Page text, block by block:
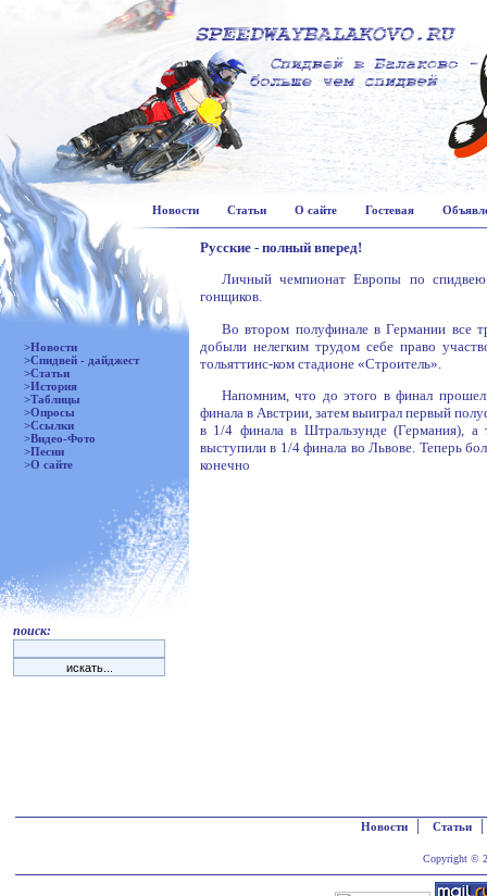
Новости Статьи О сайте Гостевая
>Новости
>Спидвей - дайджест
>Статьи
>История
>Таблицы
>Опросы
>Ссылки
>Видео-Фото
>Песни
>О сайте
поиск:
Русские - полный вперед!
Личный чемпионат Европы по
гонщиков.
Во втором полуфинале в Германии все
добыли нелегким трудом себе право
тольяттинс-ком стадионе «Строитель».
Напомним, что до этого в финал
финала в Австрии, затем выиграл первый
в 1/4 финала в Штральзунде (Германия),
выступили в 1/4 финала во Львове. Теперь
конечно
Новости| Статьи
Copyright ©